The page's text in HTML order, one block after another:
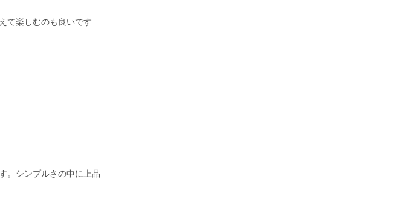
て楽しむのも良いです
。シンプルさの中に上品